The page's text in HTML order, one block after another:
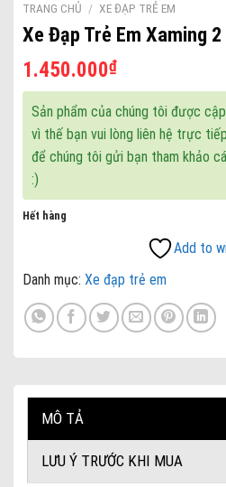
TRANG CHỦ / XE ĐẠP TRẺ EM
Xe Đạp Trẻ Em Xaming 2
1.450.000₫
Sản phẩm của chúng tôi được
vì thế bạn vui lòng liên hệ trực
để chúng tôi gửi bạn tham khảo
:)
Hết hàng
Add to
Danh mục: Xe đạp trẻ em
MÔ TẢ
LƯU Ý TRƯỚC KHI MUA